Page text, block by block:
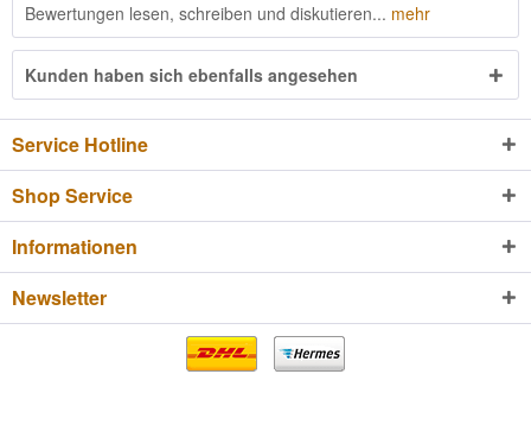
Bewertungen lesen, schreiben und diskutieren... mehr
Kunden haben sich ebenfalls angesehen
Service Hotline
Shop Service
Informationen
Newsletter